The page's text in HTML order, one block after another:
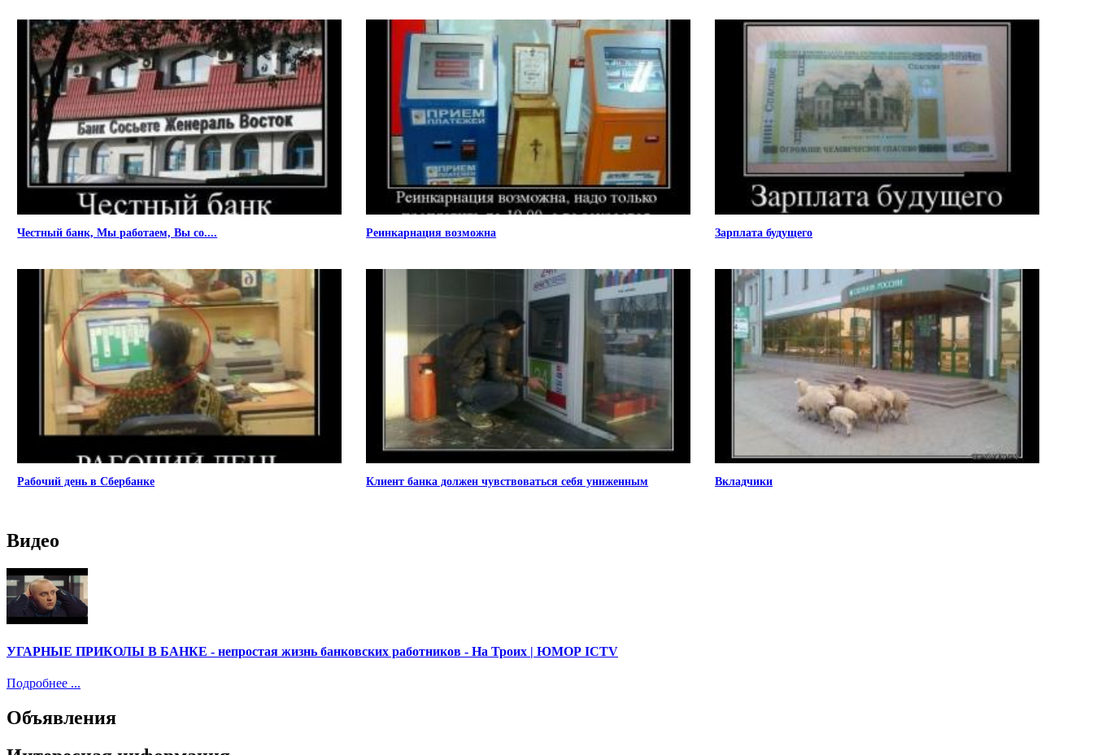
Честный банк, Мы работаем, Вы со.... Реинкарнация возможна Зарплата будущего
Рабочий день в Сбербанке Клиент банка должен чувствоваться себя униженным Вкладчики
Видео
УГАРНЫЕ ПРИКОЛЫ В БАНКЕ - непростая жизнь банковских работников - На Троих | ЮМОР ICTV
Подробнее ...
Объявления